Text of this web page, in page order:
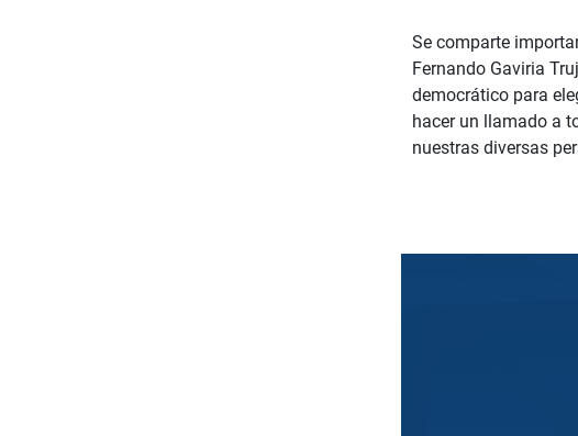
Se comparte
Fernando Gaviria
democrático para
hacer un llamado a
nuestras diversas